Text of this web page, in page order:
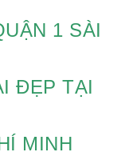
1 SÀI
ĐẸP TẠI
MINH